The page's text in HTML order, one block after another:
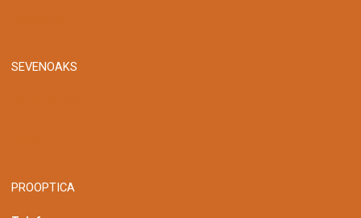
SEVENOAKS
PROOPTICA